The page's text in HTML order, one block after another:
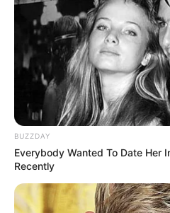
Salshabilla Adriani
Alamat email Anda tidak akan
BUZZDAY
Everybody Wanted To Date Her
Recently